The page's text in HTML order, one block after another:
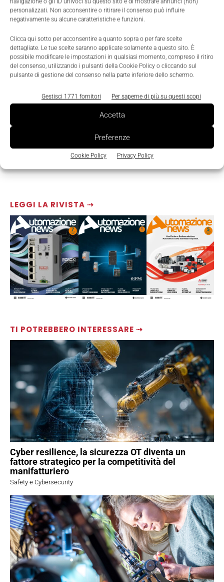
navigazione o gli ID univoci su questo sito e di mostrare annunci (non)
personalizzati. Non acconsentire o ritirare il consenso può influire
negativamente su alcune caratteristiche e funzioni.
Clicca qui sotto per acconsentire a quanto sopra o per fare scelte
dettagliate. Le tue scelte saranno applicate solamente a questo sito. È
possibile modificare le impostazioni in qualsiasi momento, compreso il ritiro
del consenso, utilizzando i pulsanti della Cookie Policy o cliccando sul
pulsante di gestione del consenso nella parte inferiore dello schermo.
Gestisci 1771 fornitori Per saperne di più su questi scopi
Accetta
Preferenze
Cookie Policy Privacy Policy
LEGGI LA RIVISTA ⇢
TI POTREBBERO INTERESSARE ⇢
Cyber resilience, la sicurezza OT diventa un
fattore strategico per la competitività del
manifatturiero
Safety e Cybersecurity
www.packworld.com.